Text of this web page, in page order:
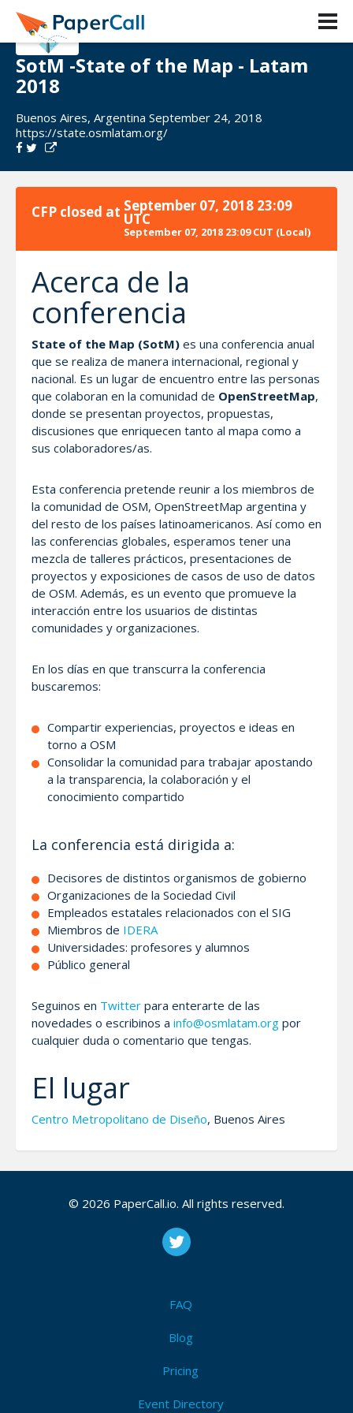
SotM -State of the Map - Latam
2018
Buenos Aires, Argentina September 24, 2018
https://state.osmlatam.org/
CFP closed at September 07, 2018 23:09
UTC
September 07, 2018 23:09 CUT (Local)
Acerca de la
conferencia
State of the Map (SotM) es una conferencia anual
que se realiza de manera internacional, regional y
nacional. Es un lugar de encuentro entre las personas
que colaboran en la comunidad de OpenStreetMap,
donde se presentan proyectos, propuestas,
discusiones que enriquecen tanto al mapa como a
sus colaboradores/as.
Esta conferencia pretende reunir a los miembros de
la comunidad de OSM, OpenStreetMap argentina y
del resto de los países latinoamericanos. Así como en
las conferencias globales, esperamos tener una
mezcla de talleres prácticos, presentaciones de
proyectos y exposiciones de casos de uso de datos
de OSM. Además, es un evento que promueve la
interacción entre los usuarios de distintas
comunidades y organizaciones.
En los días en que transcurra la conferencia
buscaremos:
Compartir experiencias, proyectos e ideas en
torno a OSM
Consolidar la comunidad para trabajar apostando
a la transparencia, la colaboración y el
conocimiento compartido
La conferencia está dirigida a:
Decisores de distintos organismos de gobierno
Organizaciones de la Sociedad Civil
Empleados estatales relacionados con el SIG
Miembros de IDERA
Universidades: profesores y alumnos
Público general
Seguinos en Twitter para enterarte de las
novedades o escribinos a info@osmlatam.org por
cualquier duda o comentario que tengas.
El lugar
Centro Metropolitano de Diseño, Buenos Aires
Proponé tu charla acerca de experiencias con datos
de OSM, tecnologías asociadas y comunidades.
© 2026 PaperCall.io. All rights reserved.
FAQ
Blog
Pricing
Event Directory